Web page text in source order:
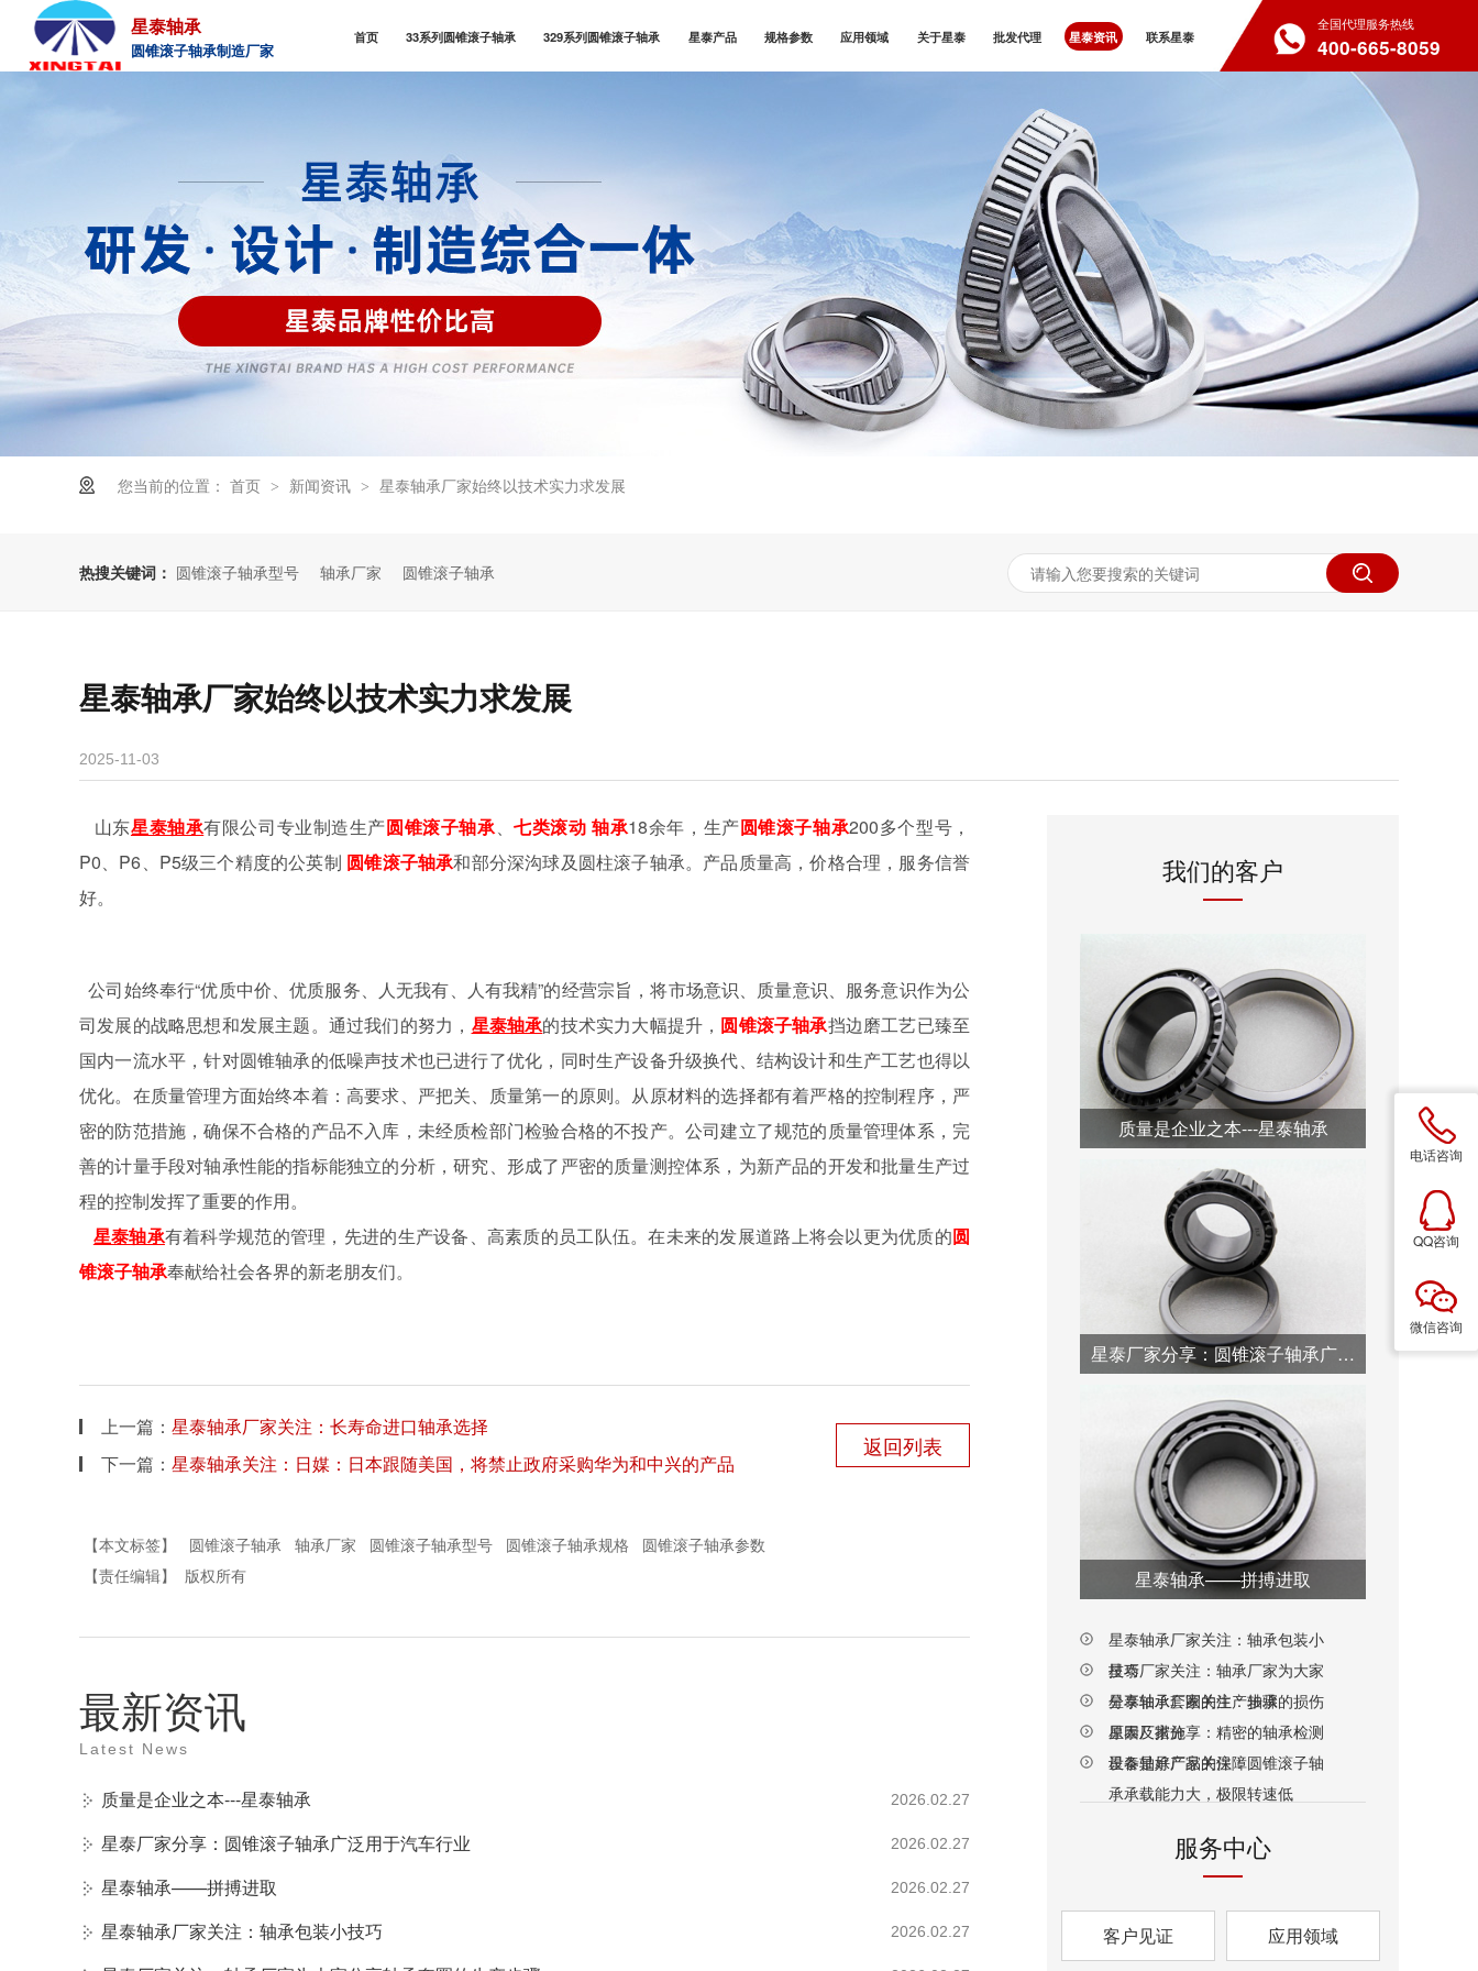
星泰轴承
圆锥滚子轴承制造厂家
首页 33系列圆锥滚子轴承 329系列圆锥滚子轴承 星泰产品 规格参数 应用领域 关于星泰 批发代理 星泰资讯 联系星泰
全国代理服务热线
400-665-8059
您当前的位置： 首页 > 新闻资讯 > 星泰轴承厂家始终以技术实力求发展
热搜关键词： 圆锥滚子轴承型号 轴承厂家 圆锥滚子轴承
星泰轴承厂家始终以技术实力求发展
2025-11-03
山东星泰轴承有限公司专业制造生产圆锥滚子轴承、七类滚动 轴承18余年，生产圆锥滚子轴承200多个型号，
P0、 P6、 P5级三个精度的公英制 圆锥滚子轴承和部分深沟球及圆柱滚子轴承。产品质量高，价格合理，服务信誉
好。
公司始终奉行“优质中价、优质服务、人无我有、人有我精”的经营宗旨，将市场意识、质量意识、服务意识作为公
司发展的战略思想和发展主题。通过我们的努力， 星泰轴承的技术实力大幅提升， 圆锥滚子轴承挡边磨工艺已臻至
国内一流水平，针对圆锥轴承的低噪声技术也已进行了优化，同时生产设备升级换代、结构设计和生产工艺也得以
优化。在质量管理方面始终本着：高要求、严把关、质量第一的原则。从原材料的选择都有着严格的控制程序，严
密的防范措施，确保不合格的产品不入库，未经质检部门检验合格的不投产。公司建立了规范的质量管理体系，完
善的计量手段对轴承性能的指标能独立的分析，研究、形成了严密的质量测控体系，为新产品的开发和批量生产过
程的控制发挥了重要的作用。
星泰轴承有着科学规范的管理，先进的生产设备、高素质的员工队伍。在未来的发展道路上将会以更为优质的圆
锥滚子轴承奉献给社会各界的新老朋友们。
上一篇： 星泰轴承厂家关注：长寿命进口轴承选择
下一篇： 星泰轴承关注：日媒：日本跟随美国，将禁止政府采购华为和中兴的产品
返回列表
【本文标签】 圆锥滚子轴承 轴承厂家 圆锥滚子轴承型号 圆锥滚子轴承规格
圆锥滚子轴承参数
【责任编辑】
版权所有
最新资讯
Latest News
质量是企业之本---星泰轴承 2026.02.27
星泰厂家分享：圆锥滚子轴承广泛用于汽车行业 2026.02.27
星泰轴承——拼搏进取 2026.02.27
星泰轴承厂家关注：轴承包装小技巧 2026.02.27
我们的客户
质量是企业之本---星泰轴承
星泰厂家分享：圆锥滚子轴承广泛用于汽车行业
星泰轴承——拼搏进取
星泰轴承厂家关注：轴承包装小
技巧
星泰厂家关注：轴承厂家为大家
分享轴承套圈的生产步骤
星泰轴承厂家关注：轴承的损伤
原因及措施
星泰厂家分享：精密的轴承检测
设备是好产品的保障
星泰轴承厂家关注：圆锥滚子轴
承承载能力大，极限转速低
服务中心
客户见证 应用领域
电话咨询
QQ咨询
微信咨询